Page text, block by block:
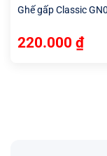
Ghế gấp Classic
220.000 ₫